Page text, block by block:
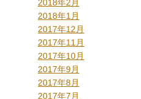
2018年2月
2018年1月
2017年12月
2017年11月
2017年10月
2017年9月
2017年8月
2017年7月